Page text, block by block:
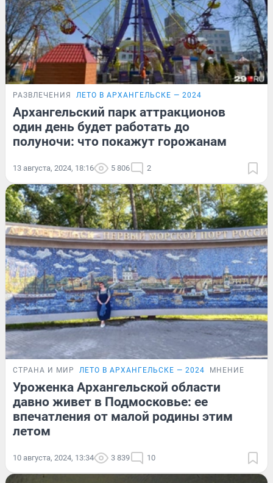
РАЗВЛЕЧЕНИЯ ЛЕТО В АРХАНГЕЛЬСКЕ — 2024
Архангельский парк аттракционов
один день будет работать до
полуночи: что покажут горожанам
13 августа, 2024, 18:16 5 806 2
СТРАНА И МИР ЛЕТО В АРХАНГЕЛЬСКЕ — 2024 МНЕНИЕ
Уроженка Архангельской области
давно живет в Подмосковье: ее
впечатления от малой родины этим
летом
10 августа, 2024, 13:34 3 839 10